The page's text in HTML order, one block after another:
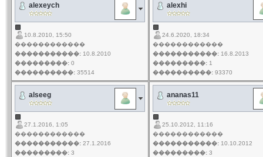
alexeych
10.8.2010, 15:50
������������
�����������:10.8.2010
���������:0
����������:35514
alexhi
24.6.2020, 18:34
������������
�����������:16.8.2013
���������:1
����������:93370
alseeg
27.1.2016, 1:05
������������
�����������:27.1.2016
���������:3
ananas11
25.10.2012, 11:16
������������
�����������:10.10.2012
���������:3